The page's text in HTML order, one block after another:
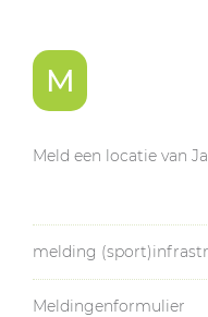
M
Meld een locatie van
melding
Meldingenformulier